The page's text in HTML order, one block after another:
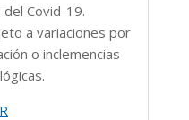
Covid-19.
a variaciones por
o inclemencias